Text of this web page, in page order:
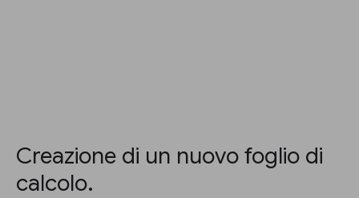
Creazione di un nuovo foglio di
calcolo.